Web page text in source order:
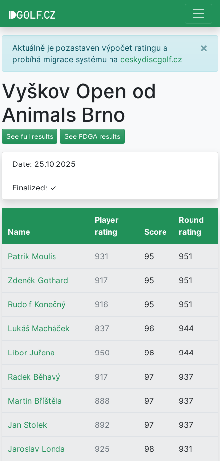
Aktuálně je pozastaven výpočet ratingu a
probíhá migrace systému na ceskydiscgolf.cz
×
Vyškov Open od
Animals Brno
See full results See PDGA results
Date: 25.10.2025
Finalized: ✓
Name
Player
rating
Score
Round
rating
Patrik Moulis 931 95 951
Zdeněk Gothard 917 95 951
Rudolf Konečný 916 95 951
Lukáš Macháček 837 96 944
Libor Juřena 950 96 944
Radek Běhavý 917 97 937
Martin Bříštěla 888 97 937
Jan Stolek 892 97 937
Jaroslav Londa 925 98 931